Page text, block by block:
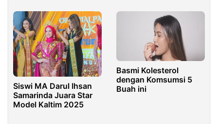
Siswi MA Darul Ihsan
Samarinda Juara Star
Model Kaltim 2025
Basmi Kolesterol
dengan Komsumsi 5
Buah ini